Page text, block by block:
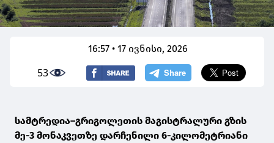
16:57 • 17 ივნისი, 2026
53
სამტრედია–გრიგოლეთის მაგისტრალური გზის
მე-3 მონაკვეთზე დარჩენილი 6-კილომეტრიანი